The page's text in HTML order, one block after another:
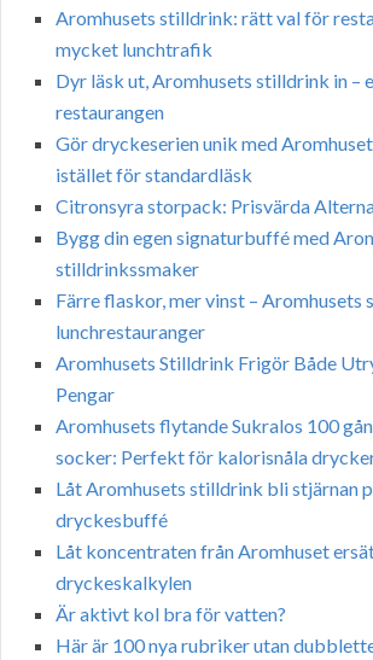
Aromhusets stilldrink: rätt val för
mycket lunchtrafik
Dyr läsk ut, Aromhusets stilldrink in –
restaurangen
Gör dryckeserien unik med
istället för standardläsk
Citronsyra storpack: Prisvärda
Bygg din egen signaturbuffé med
stilldrinkssmaker
Färre flaskor, mer vinst –
lunchrestauranger
Aromhusets Stilldrink Frigör Både
Pengar
Aromhusets flytande Sukralos 100
socker: Perfekt för kalorisnåla
Låt Aromhusets stilldrink bli stjärnan
dryckesbuffé
Låt koncentraten från Aromhuset
dryckeskalkylen
Är aktivt kol bra för vatten?
Här är 100 nya rubriker utan